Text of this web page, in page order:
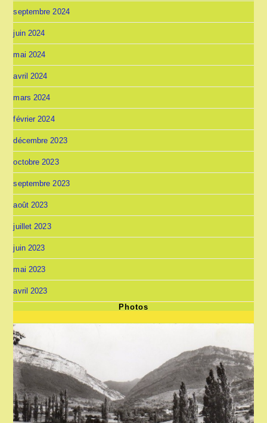
septembre 2024
juin 2024
mai 2024
avril 2024
mars 2024
février 2024
décembre 2023
octobre 2023
septembre 2023
août 2023
juillet 2023
juin 2023
mai 2023
avril 2023
Photos